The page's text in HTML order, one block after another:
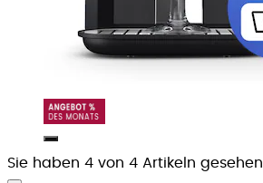
Sie haben 4 von 4 Artikeln gesehen